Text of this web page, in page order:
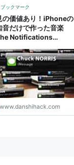
ブックマーク
の価値あり！iPhoneの
音だけで作った音楽
Notifications
www.danshihack.com